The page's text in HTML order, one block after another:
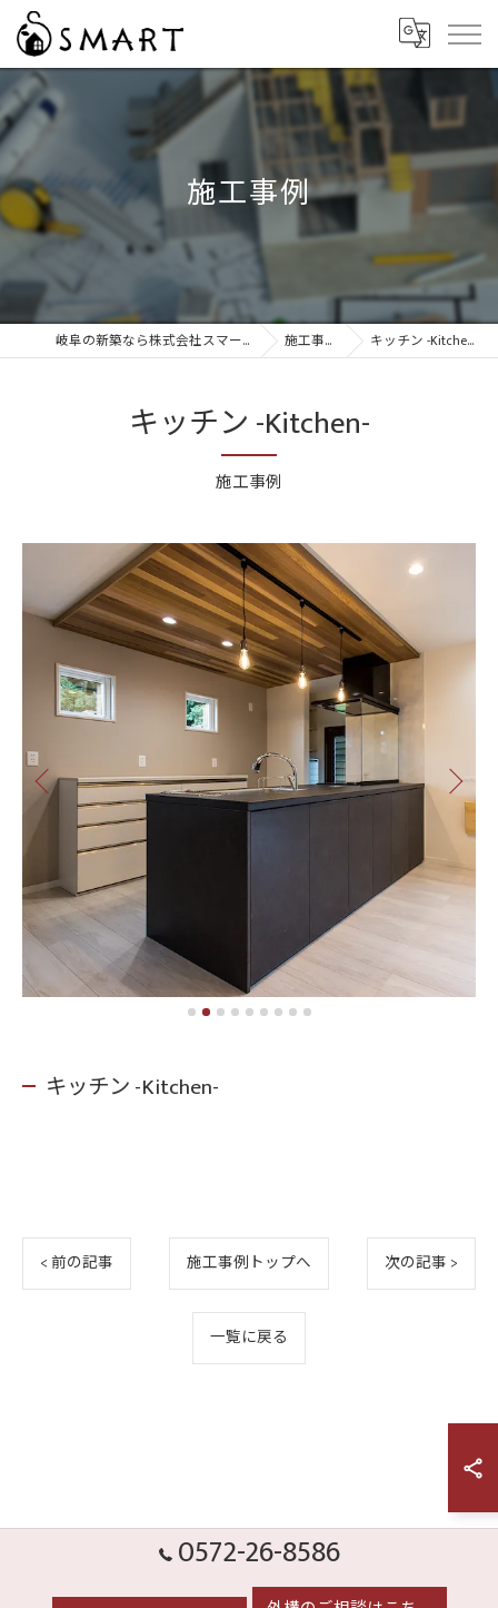
施工事例
岐阜の新築なら株式会社スマート 施工事例 キッチン -Kitchen-
施工事例
キッチン -Kitchen-
キッチン -Kitchen-
< 前の記事 施工事例トップへ 次の記事 >
一覧に戻る
0572-26-8586